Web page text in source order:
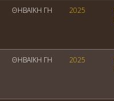
ΘΗΒΑΪΚΗ ΓΗ 2025
ΘΗΒΑΪΚΗ ΓΗ 2025